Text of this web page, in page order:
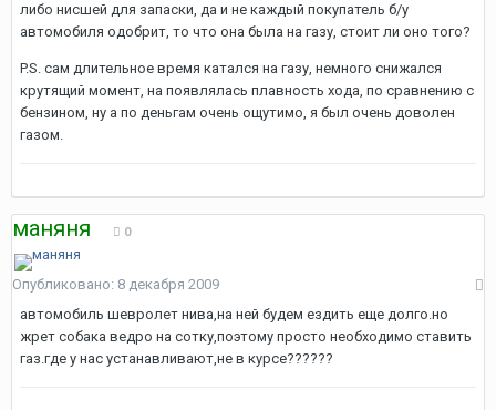
либо нисшей для запаски, да и не каждый покупатель б/у
автомобиля одобрит, то что она была на газу, стоит ли оно того?
P.S. сам длительное время катался на газу, немного снижался
крутящий момент, на появлялась плавность хода, по сравнению с
бензином, ну а по деньгам очень ощутимо, я был очень доволен
газом.
маняня 0
Опубликовано: 8 декабря 2009
автомобиль шевролет нива,на ней будем ездить еще долго.но
жрет собака ведро на сотку,поэтому просто необходимо ставить
газ.где у нас устанавливают,не в курсе??????